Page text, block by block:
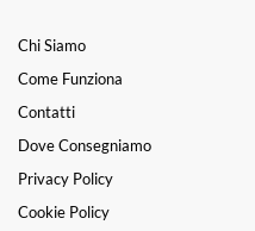
Chi Siamo
Come Funziona
Contatti
Dove Consegniamo
Privacy Policy
Cookie Policy